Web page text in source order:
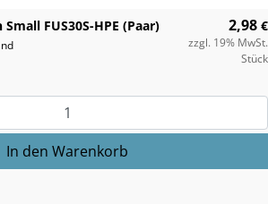
FUS30S-HPE (Paar) 2,98 €
zzgl. 19% MwSt.
Stück